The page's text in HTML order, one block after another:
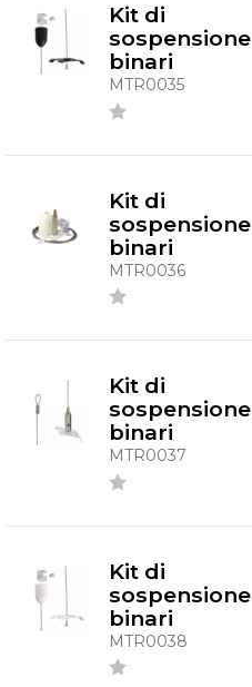
Kit di
sospensione
binari
MTR0035
Kit di
sospensione
binari
MTR0036
Kit di
sospensione
binari
MTR0037
Kit di
sospensione
binari
MTR0038